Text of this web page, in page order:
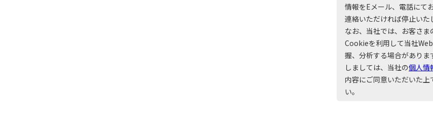
情報をEメール、電話にて
連絡いただければ停止いた
なお、当社では、お客さま
Cookieを利用して当社
握、分析する場合があり
しましては、当社の個人情
内容にご同意いただいた
い。